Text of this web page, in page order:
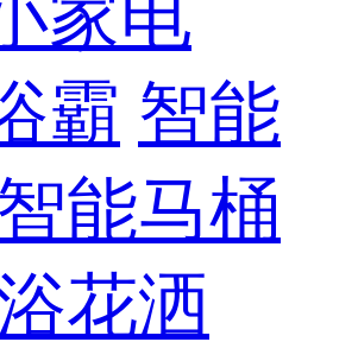
家电
霸 智能
能马桶
花洒